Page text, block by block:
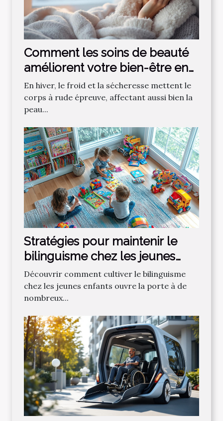
Comment les soins de beauté
améliorent votre bien-être en
hiver ?
En hiver, le froid et la sécheresse mettent le
corps à rude épreuve, affectant aussi bien la
peau...
Stratégies pour maintenir le
bilinguisme chez les jeunes
enfants
Découvrir comment cultiver le bilinguisme
chez les jeunes enfants ouvre la porte à de
nombreux...